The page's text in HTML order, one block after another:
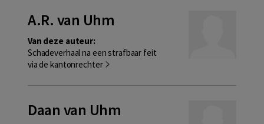
A.R. van Uhm
Van deze auteur:
Schadeverhaal na een strafbaar feit
via de kantonrechter
Daan van Uhm